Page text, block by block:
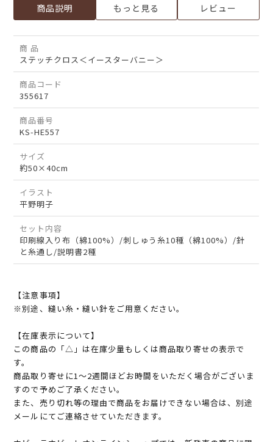
商品説明 もっと見る レビュー
商 品
ステッチクロス＜イースターバニー＞
商品コード
355617
商品番号
KS-HE557
サイズ
約50×40cm
イラスト
平野明子
セット内容
印刷線入り布（綿100%）/刺しゅう糸10種（綿100%）/針
と糸通し/説明書2種
【注意事項】
※別途、縫い糸・縫い針をご用意ください。
【在庫表示について】
この商品の「△」は在庫少量もしくは商品取り寄せの表示で
す。
商品取り寄せに1～2週間ほどお時間をいただく場合がございま
すので予めご了承ください。
また、売り切れ等の理由で商品をお届けできない場合は、別途
メールにてご連絡させていただきます。